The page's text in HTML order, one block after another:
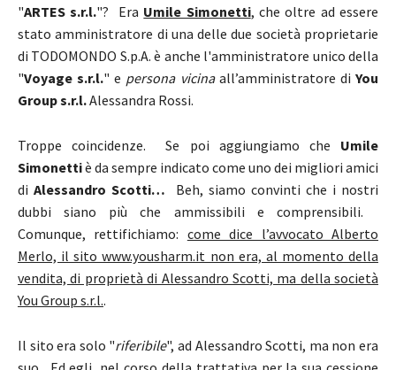
"ARTES s.r.l."? Era Umile Simonetti, che oltre ad essere
stato amministratore di una delle due società proprietarie
di TODOMONDO S.p.A. è anche l'amministratore unico della
"Voyage s.r.l." e persona vicina all’amministratore diYou
Group s.r.l.Alessandra Rossi.
Troppe coincidenze. Se poi aggiungiamo che Umile
Simonettiè da sempre indicato come uno dei migliori amici
di Alessandro Scotti… Beh, siamo convinti che i nostri
dubbi siano più che ammissibili e comprensibili.
Comunque, rettifichiamo: come dice l’avvocato Alberto
Merlo, il sito www.yousharm.it non era, al momento della
vendita, di proprietà di Alessandro Scotti, ma della società
You Group s.r.l..
Il sito era solo "riferibile", ad Alessandro Scotti, ma non era